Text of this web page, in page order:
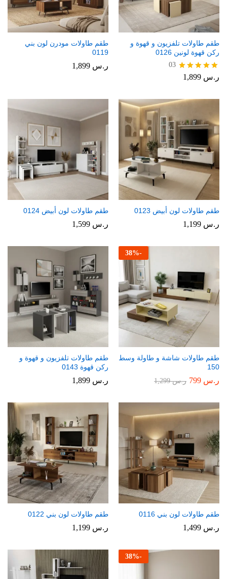
طقم طاولات تلفزيون و قهوة و
ركن قهوة لونين 0126
تم التقييم
03
ر.س
طقم طاولات مودرن لون بني
0119
ر.س
طقم طاولات لون أبيض 0123
ر.س
طقم طاولات لون أبيض 0124
ر.س
-
38%
طقم طاولات شاشة و طاولة وسط
150
ر.س ر.س1,299
طقم طاولات تلفزيون و قهوة و
ركن قهوة 0143
ر.س
طقم طاولات لون بني 0116
ر.س
طقم طاولات لون بني 0122
ر.س
-
38%